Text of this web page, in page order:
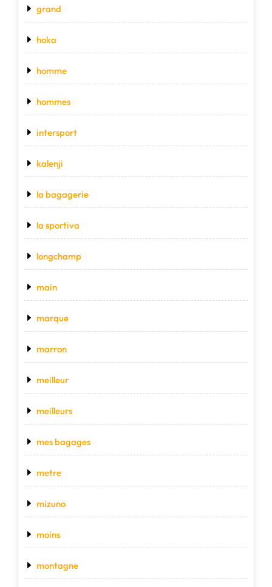
grand
hoka
homme
hommes
intersport
kalenji
la bagagerie
la sportiva
longchamp
main
marque
marron
meilleur
meilleurs
mes bagages
metre
mizuno
moins
montagne